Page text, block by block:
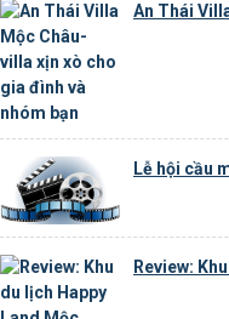
An Thái
Lễ hội cầu
Review: